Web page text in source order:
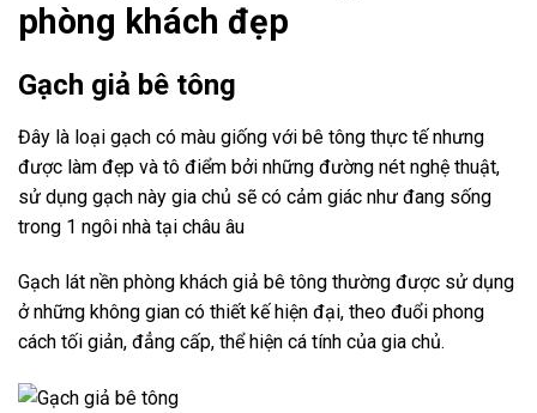
phòng khách đẹp
Gạch giả bê tông
Đây là loại gạch có màu giống với bê tông thực tế nhưng
được làm đẹp và tô điểm bởi những đường nét nghệ thuật,
sử dụng gạch này gia chủ sẽ có cảm giác như đang sống
trong 1 ngôi nhà tại châu âu
Gạch lát nền phòng khách giả bê tông thường được sử dụng
ở những không gian có thiết kế hiện đại, theo đuổi phong
cách tối giản, đẳng cấp, thể hiện cá tính của gia chủ.